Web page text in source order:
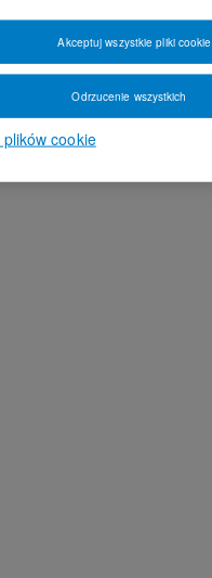
cookie
Odrzucenie wszystkich
Akceptuj wszystkie pliki cookie